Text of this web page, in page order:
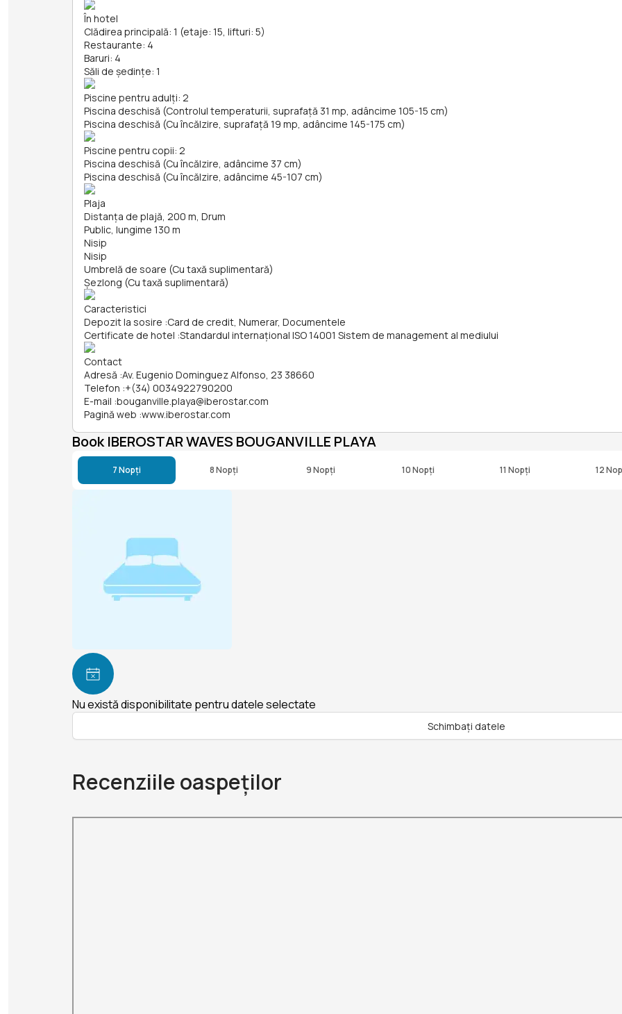
În hotel
Clădirea principală: 1 (etaje: 15, lifturi: 5)
Restaurante: 4
Baruri: 4
Săli de ședințe: 1
Piscine pentru adulți: 2
Piscina deschisă (Controlul temperaturii, suprafață 31 mp, adâncime 105-15 cm)
Piscina deschisă (Cu încălzire, suprafață 19 mp, adâncime 145-175 cm)
Piscine pentru copii: 2
Piscina deschisă (Cu încălzire, adâncime 37 cm)
Piscina deschisă (Cu încălzire, adâncime 45-107 cm)
Plaja
Distanța de plajă, 200 m, Drum
Public, lungime 130 m
Nisip
Nisip
Umbrelă de soare (Cu taxă suplimentară)
Șezlong (Cu taxă suplimentară)
Caracteristici
Depozit la sosire :Card de credit, Numerar, Documentele
Certificate de hotel :Standardul internațional ISO 14001 Sistem de management al mediului
Contact
Adresă :Av. Eugenio Dominguez Alfonso, 23 38660
Telefon :+(34) 0034922790200
E-mail :bouganville.playa@iberostar.com
Pagină web :www.iberostar.com
Book IBEROSTAR WAVES BOUGANVILLE PLAYA
7 Nopți 8 Nopți 9 Nopți 10 Nopți 11 Nopți 12
Nu există disponibilitate pentru datele selectate
Schimbați datele
Recenziile oaspeților